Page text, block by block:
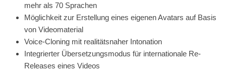
mehr als 70 Sprachen
Möglichkeit zur Erstellung eines eigenen Avatars auf Basis
von Videomaterial
Voice-Cloning mit realitätsnaher Intonation
Integrierter Übersetzungsmodus für internationale Re-
Releases eines Videos